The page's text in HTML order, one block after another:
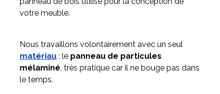
votre meuble.
Nous travaillons volontairement avec un seul
matériau : le panneau de particules
mélaminé, très pratique car il ne bouge pas dans
le temps.